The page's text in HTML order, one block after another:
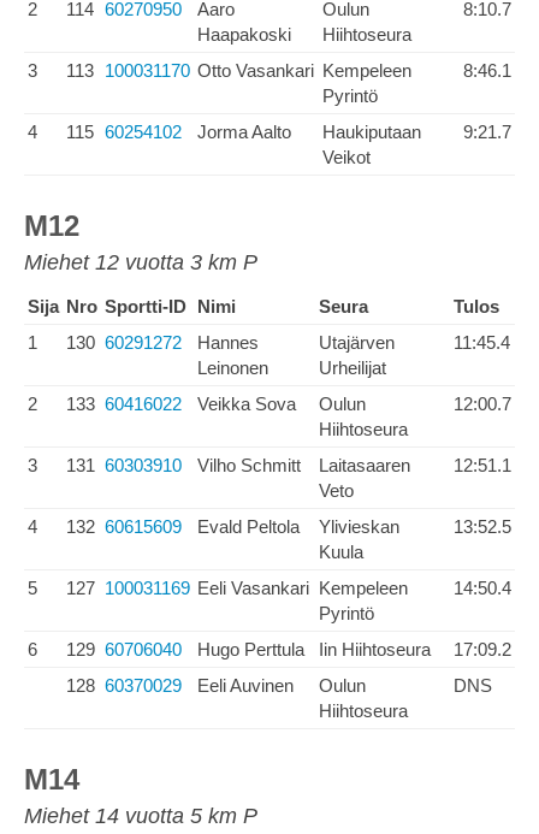
2 114 60270950
Aaro
Haapakoski
Oulun
Hiihtoseura
8:10.7
3 113 100031170 Otto Vasankari Kempeleen
Pyrintö
8:46.1
4 115 60254102 Jorma Aalto
Haukiputaan
Veikot
9:21.7
M12
Miehet 12 vuotta 3 km P
Sija Nro Sportti-ID Nimi Seura
Tulos
1
130 60291272
Hannes
Leinonen
Utajärven
Urheilijat
11:45.4
2 133 60416022 Veikka Sova
Oulun
Hiihtoseura
12:00.7
3 131 60303910 Vilho Schmitt
Laitasaaren
Veto
12:51.1
4 132 60615609 Evald Peltola
Ylivieskan
Kuula
13:52.5
5 127 100031169 Eeli Vasankari Kempeleen
Pyrintö
14:50.4
6 129 60706040 Hugo Perttula Iin Hiihtoseura
17:09.2
128 60370029 Eeli Auvinen
Oulun
Hiihtoseura
DNS
M14
Miehet 14 vuotta 5 km P